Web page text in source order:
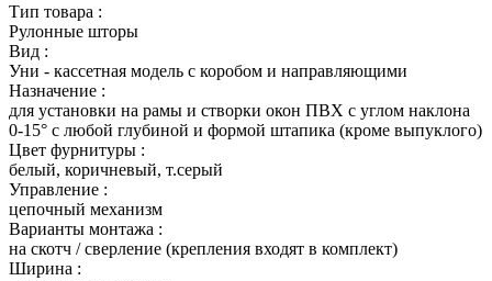
Тип товара :
Рулонные шторы
Вид :
Уни - кассетная модель с коробом и направляющими
Назначение :
для установки на рамы и створки окон ПВХ с углом наклона
0-15° с любой глубиной и формой штапика (кроме выпуклого)
Цвет фурнитуры :
белый, коричневый, т.серый
Управление :
цепочный механизм
Варианты монтажа :
на скотч / сверление (крепления входят в комплект)
Ширина :